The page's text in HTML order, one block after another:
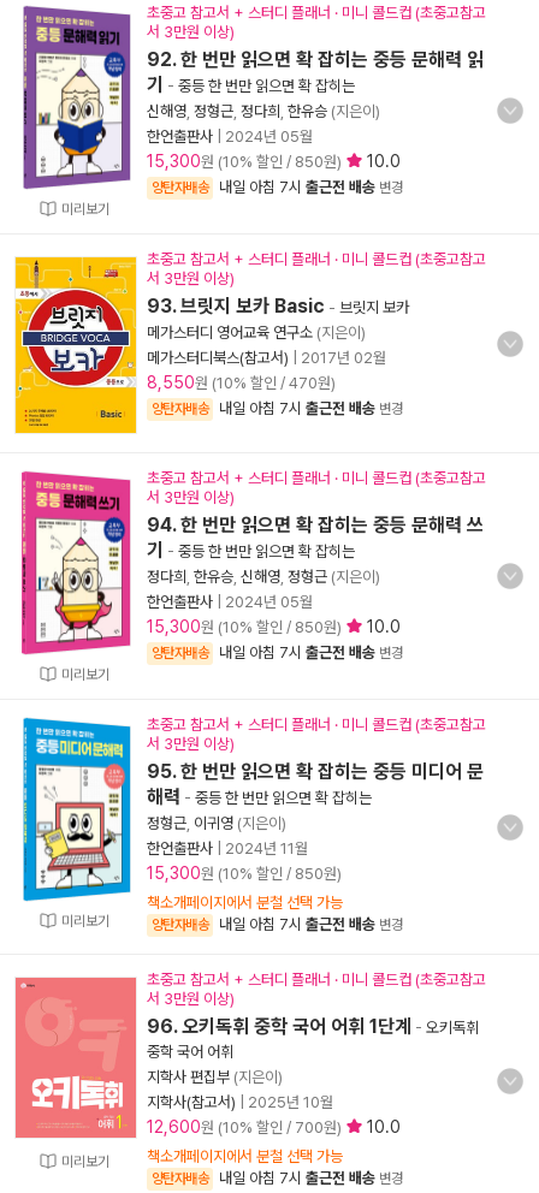
미리보기
초중고 참고서 + 스터디 플래너 · 미니 콜드컵 (초중고참고
서 3만원 이상)
92. 한 번만 읽으면 확 잡히는 중등 문해력 읽
기
- 중등 한 번만 읽으면 확 잡히는
신해영 정형근 정다희 한유승 (지은이)
한언출판사
2024년 05월
15,300원 (10% 할인 / 850원) 10.0
양탄자배송 내일 아침 7시 출근전 배송 변경
초중고 참고서 + 스터디 플래너 · 미니 콜드컵 (초중고참고
서 3만원 이상)
93. 브릿지 보카 Basic - 브릿지 보카
메가스터디 영어교육 연구소 (지은이)
메가스터디북스(참고서)
2017년 02월
8,550원 (10% 할인 / 470원)
양탄자배송 내일 아침 7시 출근전 배송 변경
미리보기
초중고 참고서 + 스터디 플래너 · 미니 콜드컵 (초중고참고
서 3만원 이상)
94. 한 번만 읽으면 확 잡히는 중등 문해력 쓰
기
- 중등 한 번만 읽으면 확 잡히는
정다희 한유승 신해영 정형근 (지은이)
한언출판사
2024년 05월
15,300원 (10% 할인 / 850원) 10.0
양탄자배송 내일 아침 7시 출근전 배송 변경
미리보기
초중고 참고서 + 스터디 플래너 · 미니 콜드컵 (초중고참고
서 3만원 이상)
95. 한 번만 읽으면 확 잡히는 중등 미디어 문
해력 - 중등 한 번만 읽으면 확 잡히는
정형근 이귀영 (지은이)
한언출판사
2024년 11월
15,300원 (10% 할인 / 850원)
책소개페이지에서 분철 선택 가능
양탄자배송 내일 아침 7시 출근전 배송 변경
미리보기
초중고 참고서 + 스터디 플래너 · 미니 콜드컵 (초중고참고
서 3만원 이상)
96. 오키독휘 중학 국어 어휘 1단계 - 오키독휘
중학 국어 어휘
지학사 편집부 (지은이)
지학사(참고서)
2025년 10월
12,600원 (10% 할인 / 700원) 10.0
책소개페이지에서 분철 선택 가능
양탄자배송 내일 아침 7시 출근전 배송 변경